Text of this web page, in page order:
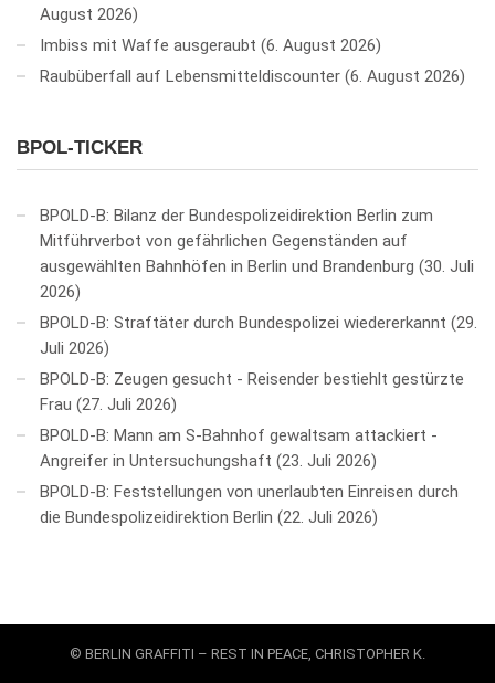
August 2026
Imbiss mit Waffe ausgeraubt 6. August 2026
Raubüberfall auf Lebensmitteldiscounter 6. August 2026
BPOL-TICKER
BPOLD-B: Bilanz der Bundespolizeidirektion Berlin zum
Mitführverbot von gefährlichen Gegenständen auf
ausgewählten Bahnhöfen in Berlin und Brandenburg 30. Juli
2026
BPOLD-B: Straftäter durch Bundespolizei wiedererkannt
29.
Juli 2026
BPOLD-B: Zeugen gesucht - Reisender bestiehlt gestürzte
Frau
27. Juli 2026
BPOLD-B: Mann am S-Bahnhof gewaltsam attackiert -
Angreifer in Untersuchungshaft
23. Juli 2026
BPOLD-B: Feststellungen von unerlaubten Einreisen durch
die Bundespolizeidirektion Berlin
22. Juli 2026
© BERLIN GRAFFITI – REST IN PEACE, CHRISTOPHER K.